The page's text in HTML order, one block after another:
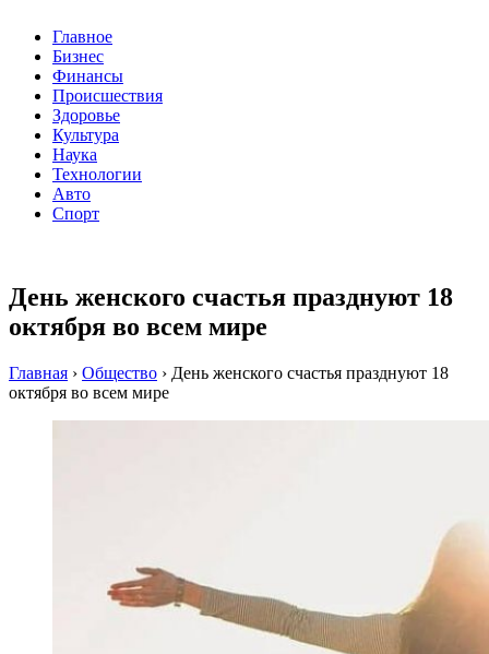
Главное
Бизнес
Финансы
Происшествия
Здоровье
Культура
Наука
Технологии
Авто
Спорт
День женского счастья празднуют 18
октября во всем мире
Главная › Общество › День женского счастья празднуют 18
октября во всем мире